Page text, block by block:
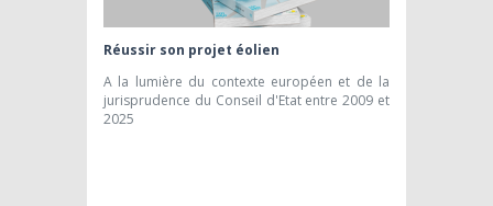
Réussir son projet éolien
A la lumière du contexte européen et de la
jurisprudence du Conseil d'Etat entre 2009 et
2025